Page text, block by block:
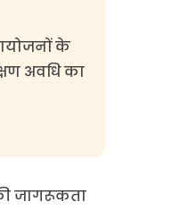
के
अवधि का
जागरूकता